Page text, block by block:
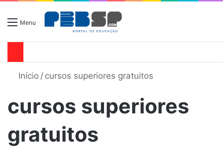
Menu
Início / cursos superiores gratuitos
cursos superiores
gratuitos